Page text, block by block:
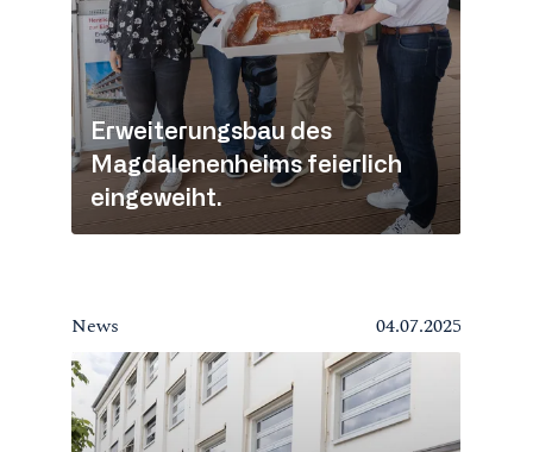
Erweiterungsbau des
Magdalenenheims feierlich
eingeweiht.
News 04.07.2025